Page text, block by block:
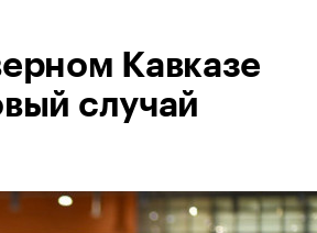
Кавказе
случай